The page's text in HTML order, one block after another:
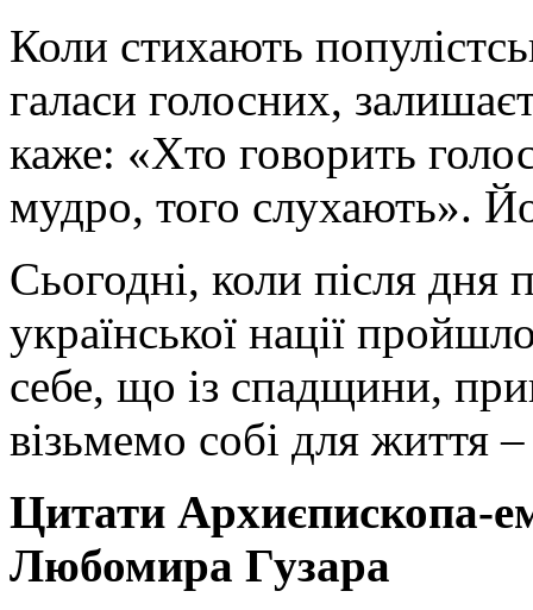
Коли стихають
галаси голосних,
каже: «Хто говорить
мудро, того слухають».
Сьогодні, коли після дня
української нації
себе, що із спадщини,
візьмемо собі для життя
Цитати Архиєпископа-
Любомира Гузара